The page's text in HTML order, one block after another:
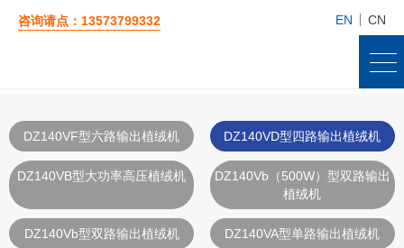
咨询请点：13573799332 EN CN
DZ140VF型六路输出植绒机 DZ140VD型四路输出植绒机
DZ140VB型大功率高压植绒机
DZ140Vb（500W）型双路输出
植绒机
DZ140Vb型双路输出植绒机 DZ140VA型单路输出植绒机